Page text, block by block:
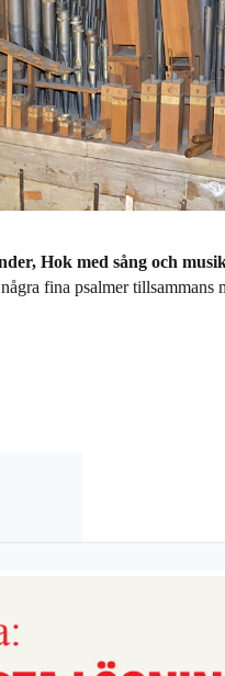
Hok med sång och
fina psalmer tillsammans